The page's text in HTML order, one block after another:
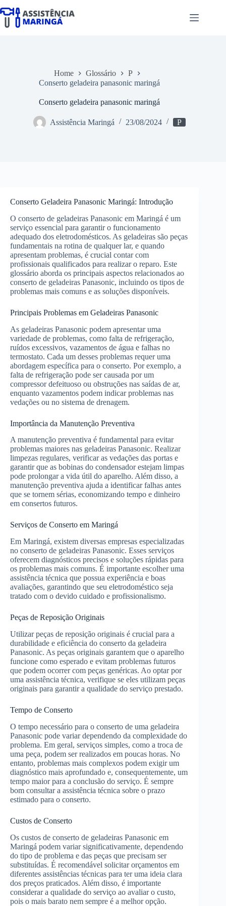
para
Home Glossário
P
Conserto geladeira panasonic maringá
Conserto geladeira panasonic maringá
Assistência Maringá 23/08/2024 P
Conserto Geladeira Panasonic Maringá: Introdução
O conserto de geladeiras Panasonic em Maringá é um
serviço essencial para garantir o funcionamento
adequado dos eletrodomésticos. As geladeiras são peças
fundamentais na rotina de qualquer lar, e quando
apresentam problemas, é crucial contar com
profissionais qualificados para realizar o reparo. Este
glossário aborda os principais aspectos relacionados ao
conserto de geladeiras Panasonic, incluindo os tipos de
problemas mais comuns e as soluções disponíveis.
Principais Problemas em Geladeiras Panasonic
As geladeiras Panasonic podem apresentar uma
variedade de problemas, como falta de refrigeração,
ruídos excessivos, vazamentos de água e falhas no
termostato. Cada um desses problemas requer uma
abordagem específica para o conserto. Por exemplo, a
falta de refrigeração pode ser causada por um
compressor defeituoso ou obstruções nas saídas de ar,
enquanto vazamentos podem indicar problemas nas
vedações ou no sistema de drenagem.
Importância da Manutenção Preventiva
A manutenção preventiva é fundamental para evitar
problemas maiores nas geladeiras Panasonic. Realizar
limpezas regulares, verificar as vedações das portas e
garantir que as bobinas do condensador estejam limpas
pode prolongar a vida útil do aparelho. Além disso, a
manutenção preventiva ajuda a identificar falhas antes
que se tornem sérias, economizando tempo e dinheiro
em consertos futuros.
Serviços de Conserto em Maringá
Em Maringá, existem diversas empresas especializadas
no conserto de geladeiras Panasonic. Esses serviços
oferecem diagnósticos precisos e soluções rápidas para
os problemas mais comuns. É importante escolher uma
assistência técnica que possua experiência e boas
avaliações, garantindo que seu eletrodoméstico seja
tratado com o devido cuidado e profissionalismo.
Peças de Reposição Originais
Utilizar peças de reposição originais é crucial para a
durabilidade e eficiência do conserto da geladeira
Panasonic. As peças originais garantem que o aparelho
funcione como esperado e evitam problemas futuros
que podem ocorrer com peças genéricas. Ao optar por
uma assistência técnica, verifique se eles utilizam peças
originais para garantir a qualidade do serviço prestado.
Tempo de Conserto
O tempo necessário para o conserto de uma geladeira
Panasonic pode variar dependendo da complexidade do
problema. Em geral, serviços simples, como a troca de
uma peça, podem ser realizados em poucas horas. No
entanto, problemas mais complexos podem exigir um
diagnóstico mais aprofundado e, consequentemente, um
tempo maior para a conclusão do serviço. É sempre
bom consultar a assistência técnica sobre o prazo
estimado para o conserto.
Custos de Conserto
Os custos de conserto de geladeiras Panasonic em
Maringá podem variar significativamente, dependendo
do tipo de problema e das peças que precisam ser
substituídas. É recomendável solicitar orçamentos em
diferentes assistências técnicas para ter uma ideia clara
dos preços praticados. Além disso, é importante
considerar a qualidade do serviço ao avaliar o custo,
pois o mais barato nem sempre é a melhor opção.